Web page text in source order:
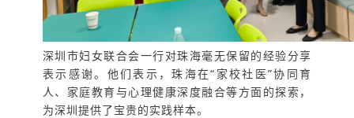
深圳市妇女联合会一行对珠海毫无保留的经验分享
表示感谢。他们表示，珠海在“家校社医”协同育
人、家庭教育与心理健康深度融合等方面的探索，
为深圳提供了宝贵的实践样本。